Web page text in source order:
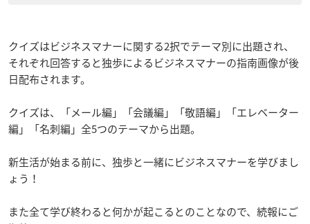
クイズはビジネスマナーに関する2択でテーマ別に出題され、
それぞれ回答すると独歩によるビジネスマナーの指南画像が後
日配布されます。
クイズは、「メール編」「会議編」「敬語編」「エレベーター
編」「名刺編」全5つのテーマから出題。
新生活が始まる前に、独歩と一緒にビジネスマナーを学びまし
ょう！
また全て学び終わると何かが起こるとのことなので、続報にご